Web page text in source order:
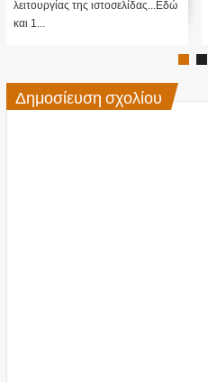
λειτουργίας της ιστοσελίδας...Εδώ
και 1...
Δημοσίευση σχολίου